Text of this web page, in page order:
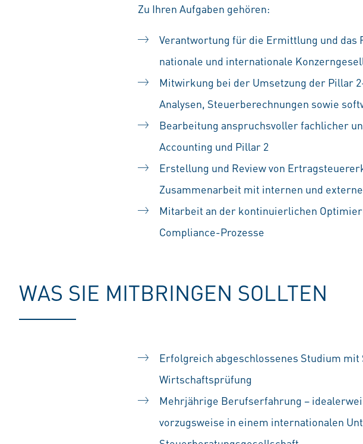
Zu Ihren Aufgaben gehören:
Verantwortung für die Ermittlung und
nationale und internationale
Mitwirkung bei der Umsetzung der Pillar
Analysen, Steuerberechnungen sowie
Bearbeitung anspruchsvoller fachlicher
Accounting und Pillar 2
Erstellung und Review von
Zusammenarbeit mit internen und
Mitarbeit an der kontinuierlichen
Compliance-Prozesse
WAS SIE MITBRINGEN SOLLTEN
Erfolgreich abgeschlossenes Studium
Wirtschaftsprüfung
Mehrjährige Berufserfahrung –
vorzugsweise in einem internationalen